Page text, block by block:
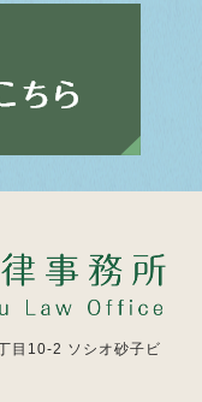
目10-2 ソシオ砂子ビ